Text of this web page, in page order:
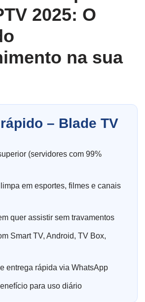
2025: O
na sua
– Blade TV
(servidores com 99%
limpa em esportes, filmes e canais
quer assistir sem travamentos
Smart TV, Android, TV Box,
entrega rápida via WhatsApp
para uso diário